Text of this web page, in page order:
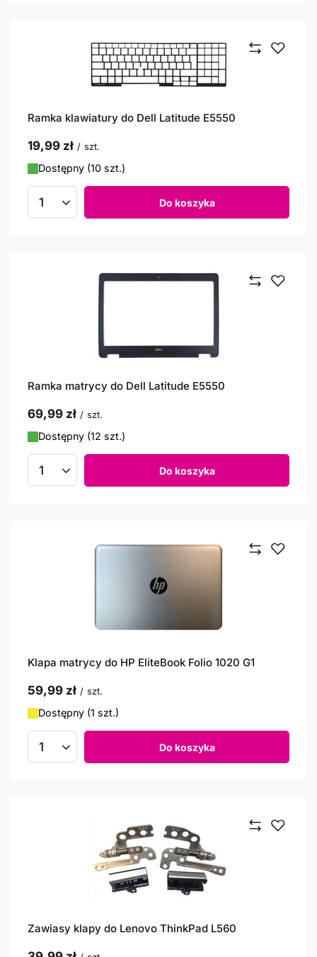
Ramka klawiatury do Dell Latitude E5550
19,99 zł / szt.
Dostępny (10 szt.)
Ilość produktów Do koszyka
Ramka matrycy do Dell Latitude E5550
69,99 zł / szt.
Dostępny (12 szt.)
Ilość produktów Do koszyka
Klapa matrycy do HP EliteBook Folio 1020 G1
59,99 zł / szt.
Dostępny (1 szt.)
Ilość produktów Do koszyka
Zawiasy klapy do Lenovo ThinkPad L560